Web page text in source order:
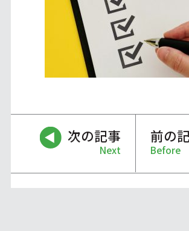
次の記事
Next
前の
Before